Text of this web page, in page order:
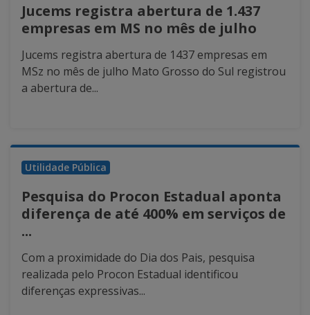
Jucems registra abertura de 1.437
empresas em MS no mês de julho
Jucems registra abertura de 1437 empresas em
MSz no mês de julho Mato Grosso do Sul registrou
a abertura de...
Utilidade Pública
Pesquisa do Procon Estadual aponta
diferença de até 400% em serviços de
...
Com a proximidade do Dia dos Pais, pesquisa
realizada pelo Procon Estadual identificou
diferenças expressivas...